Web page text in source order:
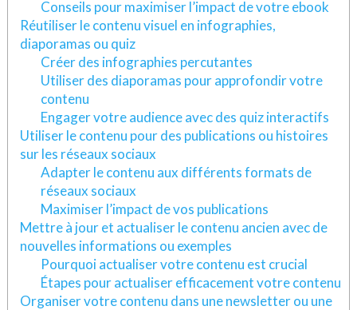
Conseils pour maximiser l’impact de votre ebook
Réutiliser le contenu visuel en infographies,
diaporamas ou quiz
Créer des infographies percutantes
Utiliser des diaporamas pour approfondir votre
contenu
Engager votre audience avec des quiz interactifs
Utiliser le contenu pour des publications ou histoires
sur les réseaux sociaux
Adapter le contenu aux différents formats de
réseaux sociaux
Maximiser l’impact de vos publications
Mettre à jour et actualiser le contenu ancien avec de
nouvelles informations ou exemples
Pourquoi actualiser votre contenu est crucial
Étapes pour actualiser efficacement votre contenu
Organiser votre contenu dans une newsletter ou une